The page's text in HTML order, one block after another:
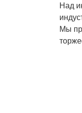
Над
Мы